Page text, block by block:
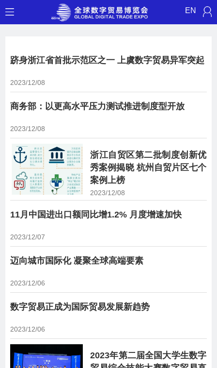
EN
跻身浙江省首批示范区之一 上虞数字贸易异军突起
2023/12/08
商务部：以更高水平压力测试推进制度型开放
2023/12/08
浙江自贸区第二批制度创新优
秀案例揭晓 杭州自贸片区七个
案例上榜
2023/12/08
11月中国进出口额同比增1.2% 月度增速加快
2023/12/07
迈向城市国际化 凝聚全球高端要素
2023/12/06
数字贸易正成为国际贸易发展新趋势
2023/12/06
2023年第二届全国大学生数字